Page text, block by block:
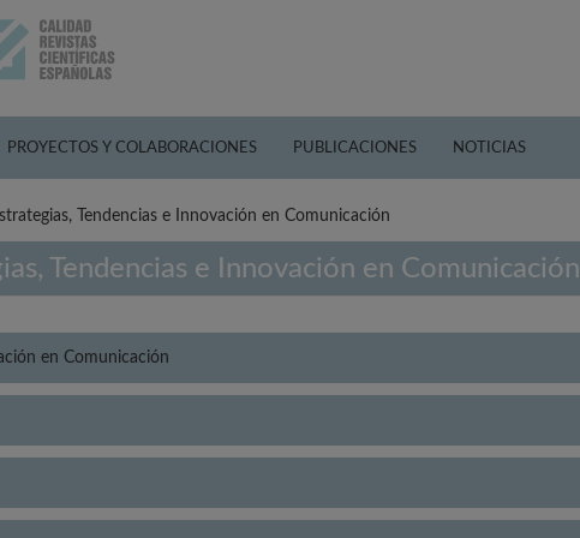
PROYECTOS Y COLABORACIONES PUBLICACIONES NOTICIAS
Tendencias e Innovación en Comunicación
Tendencias e Innovación en Comunicación
en Comunicación